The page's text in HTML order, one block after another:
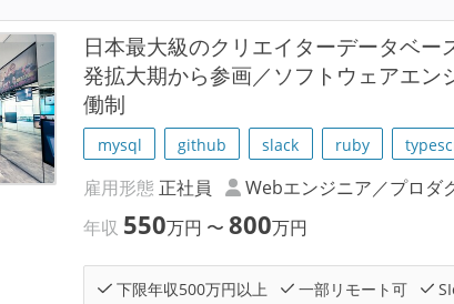
日本最大級のクリエイターデータベ
発拡大期から参画／ソフトウェアエ
働制
mysql github slack ruby
雇用形態 正社員 Webエンジニア／プロダ
年収 550万円 〜800万円
下限年収500万円以上 一部リモート可